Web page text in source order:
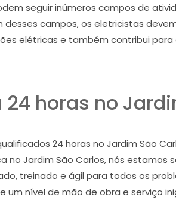
seguir inúmeros campos de
campos, os eletricistas
elétricas e também contribui
horas no
24 horas no Jardim São
Jardim São Carlos, nós estamos
treinado e ágil para todos os
um nível de mão de obra e serviço